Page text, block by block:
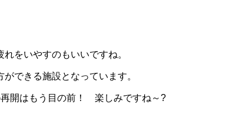
をいやすのもいいですね。
できる施設となっています。
開はもう目の前！ 楽しみですね～?